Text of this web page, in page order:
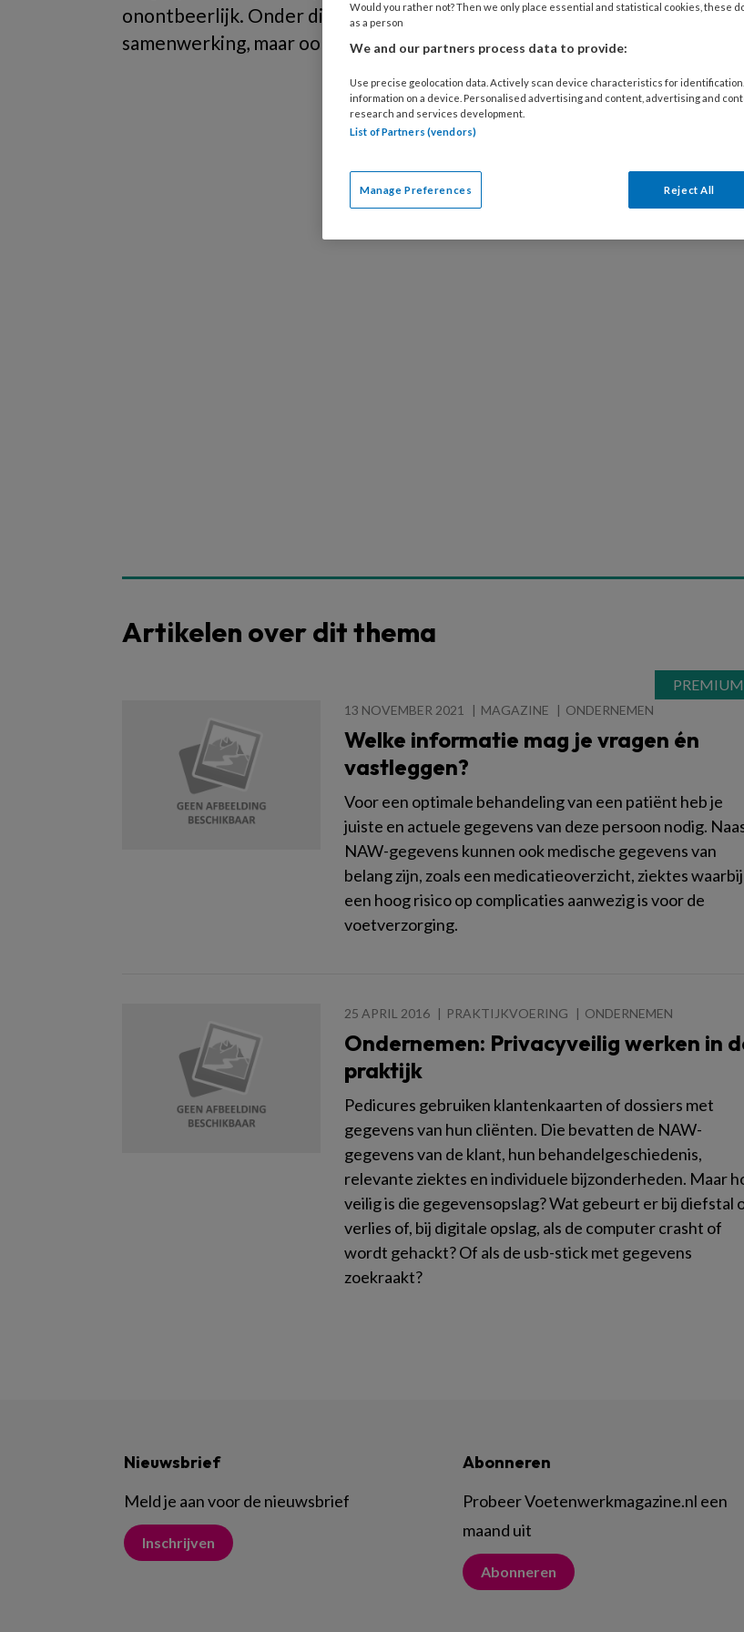
onontbeerlijk. Onder dit thema vind je informatie over praktijkvoering,
samenwerking, maar ook hoe ga je met cliënten om.
Artikelen over dit thema
13 NOVEMBER 2021 MAGAZINE ONDERNEMEN
Welke informatie mag je vragen én
vastleggen?
Voor een optimale behandeling van een patiënt heb je
juiste en actuele gegevens van deze persoon nodig.
NAW-gegevens kunnen ook medische gegevens van
belang zijn, zoals een medicatieoverzicht, ziektes waarbij
een hoog risico op complicaties aanwezig is voor de
voetverzorging.
25 APRIL 2016 PRAKTIJKVOERING ONDERNEMEN
Ondernemen: Privacyveilig werken in
praktijk
Pedicures gebruiken klantenkaarten of dossiers met
gegevens van hun cliënten. Die bevatten de NAW-
gegevens van de klant, hun behandelgeschiedenis,
relevante ziektes en individuele bijzonderheden. Maar
veilig is die gegevensopslag? Wat gebeurt er bij diefstal
verlies of, bij digitale opslag, als de computer crasht of
wordt gehackt? Of als de usb-stick met gegevens
zoekraakt?
Nieuwsbrief
Meld je aan voor de nieuwsbrief
Inschrijven
Abonneren
Probeer Voetenwerkmagazine.nl een
maand uit
Abonneren
Would you rather not? Then we only place essential and statistical cookies, these
as a person
We and our partners process data to provide:
Use precise geolocation data. Actively scan device characteristics for
information on a device. Personalised advertising and content, advertising and
research and services development.
List of Partners (vendors)
Manage Preferences Reject All